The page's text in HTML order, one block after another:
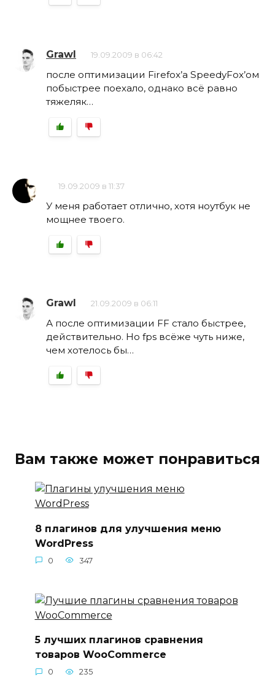
Grawl 19.09.2009 в 06:42
после оптимизации Firefox’а SpeedyFox’ом
побыстрее поехало, однако всё равно
тяжеляк…
19.09.2009 в 11:37
У меня работает отлично, хотя ноутбук не
мощнее твоего.
Grawl 21.09.2009 в 06:11
А после оптимизации FF стало быстрее,
действительно. Но fps всёже чуть ниже,
чем хотелось бы…
Вам также может понравиться
8 плагинов для улучшения меню
WordPress
0 347
5 лучших плагинов сравнения
товаров WooCommerce
0 235